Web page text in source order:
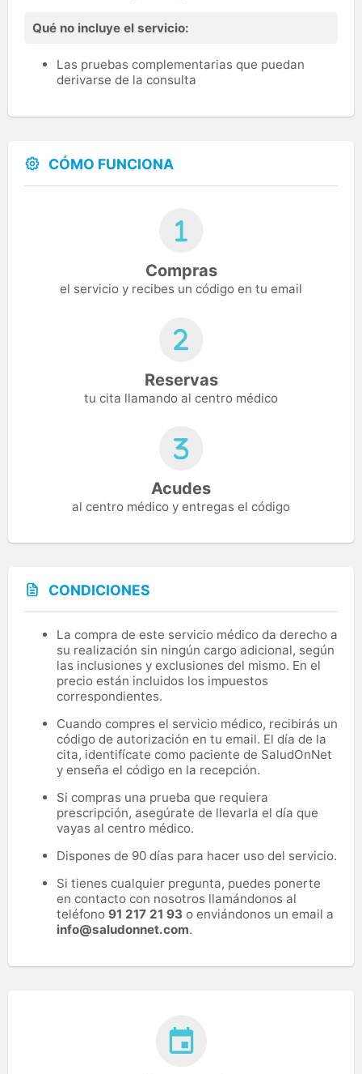
Qué no incluye el servicio:
Las pruebas complementarias que puedan
derivarse de la consulta
CÓMO FUNCIONA
Compras
el servicio y recibes un código en tu email
Reservas
tu cita llamando al centro médico
Acudes
al centro médico y entregas el código
CONDICIONES
La compra de este servicio médico da derecho a
su realización sin ningún cargo adicional, según
las inclusiones y exclusiones del mismo. En el
precio están incluidos los impuestos
correspondientes.
Cuando compres el servicio médico, recibirás un
código de autorización en tu email. El día de la
cita, identifícate como paciente de SaludOnNet
y enseña el código en la recepción.
Si compras una prueba que requiera
prescripción, asegúrate de llevarla el día que
vayas al centro médico.
Dispones de 90 días para hacer uso del servicio.
Si tienes cualquier pregunta, puedes ponerte
en contacto con nosotros llamándonos al
teléfono 91 217 21 93 o enviándonos un email a
info@saludonnet.com.